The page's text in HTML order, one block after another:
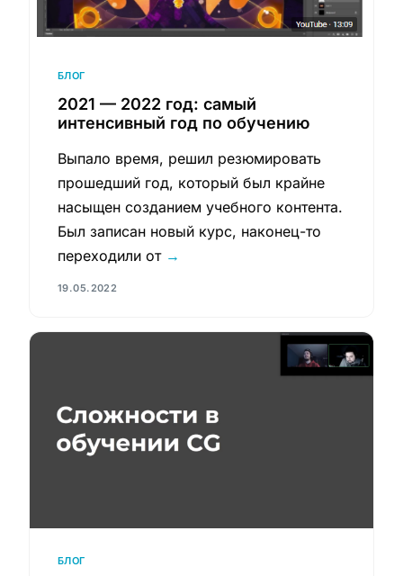
БЛОГ
2021 — 2022 год: самый
интенсивный год по обучению
Выпало время, решил резюмировать
прошедший год, который был крайне
насыщен созданием учебного контента.
Был записан новый курс, наконец-то
переходили от →
19.05.2022
БЛОГ